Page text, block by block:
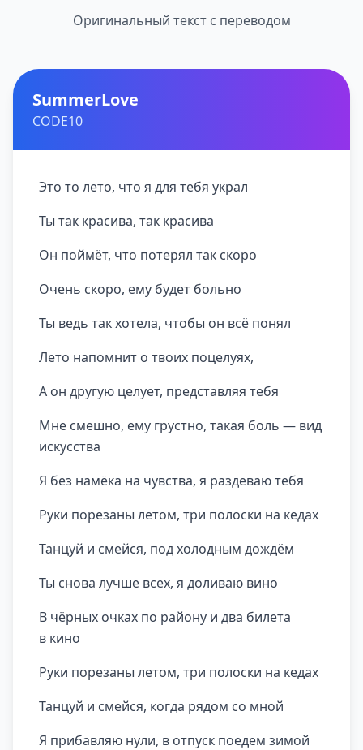
Оригинальный текст с переводом
SummerLove
CODE10
Это то лето, что я для тебя украл
Ты так красива, так красива
Он поймёт, что потерял так скоро
Очень скоро, ему будет больно
Ты ведь так хотела, чтобы он всё понял
Лето напомнит о твоих поцелуях,
А он другую целует, представляя тебя
Мне смешно, ему грустно, такая боль — вид
искусства
Я без намёка на чувства, я раздеваю тебя
Руки порезаны летом, три полоски на кедах
Танцуй и смейся, под холодным дождём
Ты снова лучше всех, я доливаю вино
В чёрных очках по району и два билета
в кино
Руки порезаны летом, три полоски на кедах
Танцуй и смейся, когда рядом со мной
Я прибавляю нули, в отпуск поедем зимой